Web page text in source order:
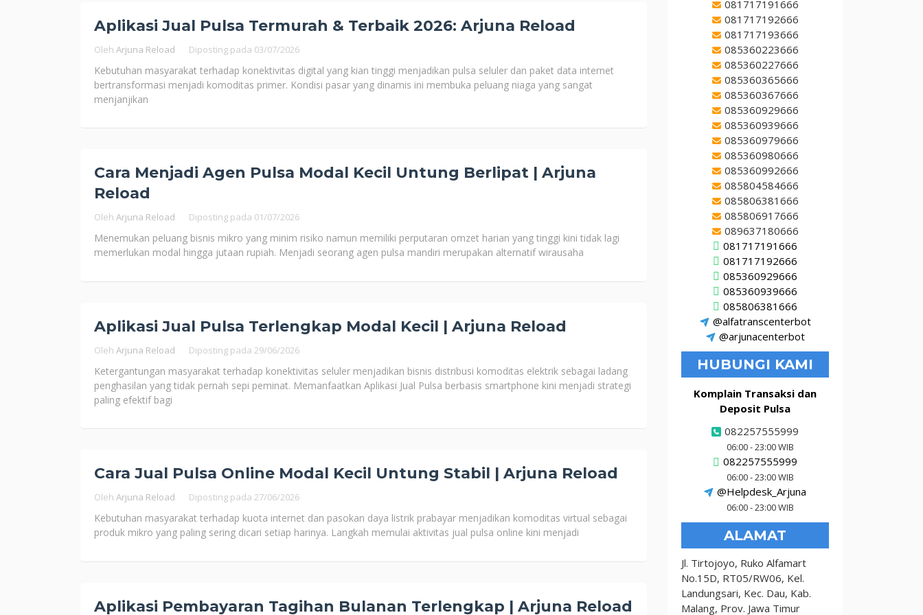
Aplikasi Jual Pulsa Termurah & Terbaik 2026: Arjuna Reload
Oleh Arjuna Reload Diposting pada 03/07/2026
Kebutuhan masyarakat terhadap konektivitas digital yang kian tinggi menjadikan pulsa seluler dan paket data internet
bertransformasi menjadi komoditas primer. Kondisi pasar yang dinamis ini membuka peluang niaga yang sangat
menjanjikan
Cara Menjadi Agen Pulsa Modal Kecil Untung Berlipat | Arjuna
Reload
Oleh Arjuna Reload Diposting pada 01/07/2026
Menemukan peluang bisnis mikro yang minim risiko namun memiliki perputaran omzet harian yang tinggi kini tidak lagi
memerlukan modal hingga jutaan rupiah. Menjadi seorang agen pulsa mandiri merupakan alternatif wirausaha
Aplikasi Jual Pulsa Terlengkap Modal Kecil | Arjuna Reload
Oleh Arjuna Reload Diposting pada 29/06/2026
Ketergantungan masyarakat terhadap konektivitas seluler menjadikan bisnis distribusi komoditas elektrik sebagai ladang
penghasilan yang tidak pernah sepi peminat. Memanfaatkan Aplikasi Jual Pulsa berbasis smartphone kini menjadi strategi
paling efektif bagi
Cara Jual Pulsa Online Modal Kecil Untung Stabil | Arjuna Reload
Oleh Arjuna Reload Diposting pada 27/06/2026
Kebutuhan masyarakat terhadap kuota internet dan pasokan daya listrik prabayar menjadikan komoditas virtual sebagai
produk mikro yang paling sering dicari setiap harinya. Langkah memulai aktivitas jual pulsa online kini menjadi
Aplikasi Pembayaran Tagihan Bulanan Terlengkap | Arjuna Reload
081717191666
081717192666
081717193666
085360223666
085360227666
085360365666
085360367666
085360929666
085360939666
085360979666
085360980666
085360992666
085804584666
085806381666
085806917666
089637180666
081717191666
081717192666
085360929666
085360939666
085806381666
@alfatranscenterbot
@arjunacenterbot
HUBUNGI KAMI
Komplain Transaksi dan
Deposit Pulsa
082257555999
06:00 - 23:00 WIB
082257555999
06:00 - 23:00 WIB
@Helpdesk_Arjuna
06:00 - 23:00 WIB
ALAMAT
Jl. Tirtojoyo, Ruko Alfamart
No.15D, RT05/RW06, Kel.
Landungsari, Kec. Dau, Kab.
Malang, Prov. Jawa Timur